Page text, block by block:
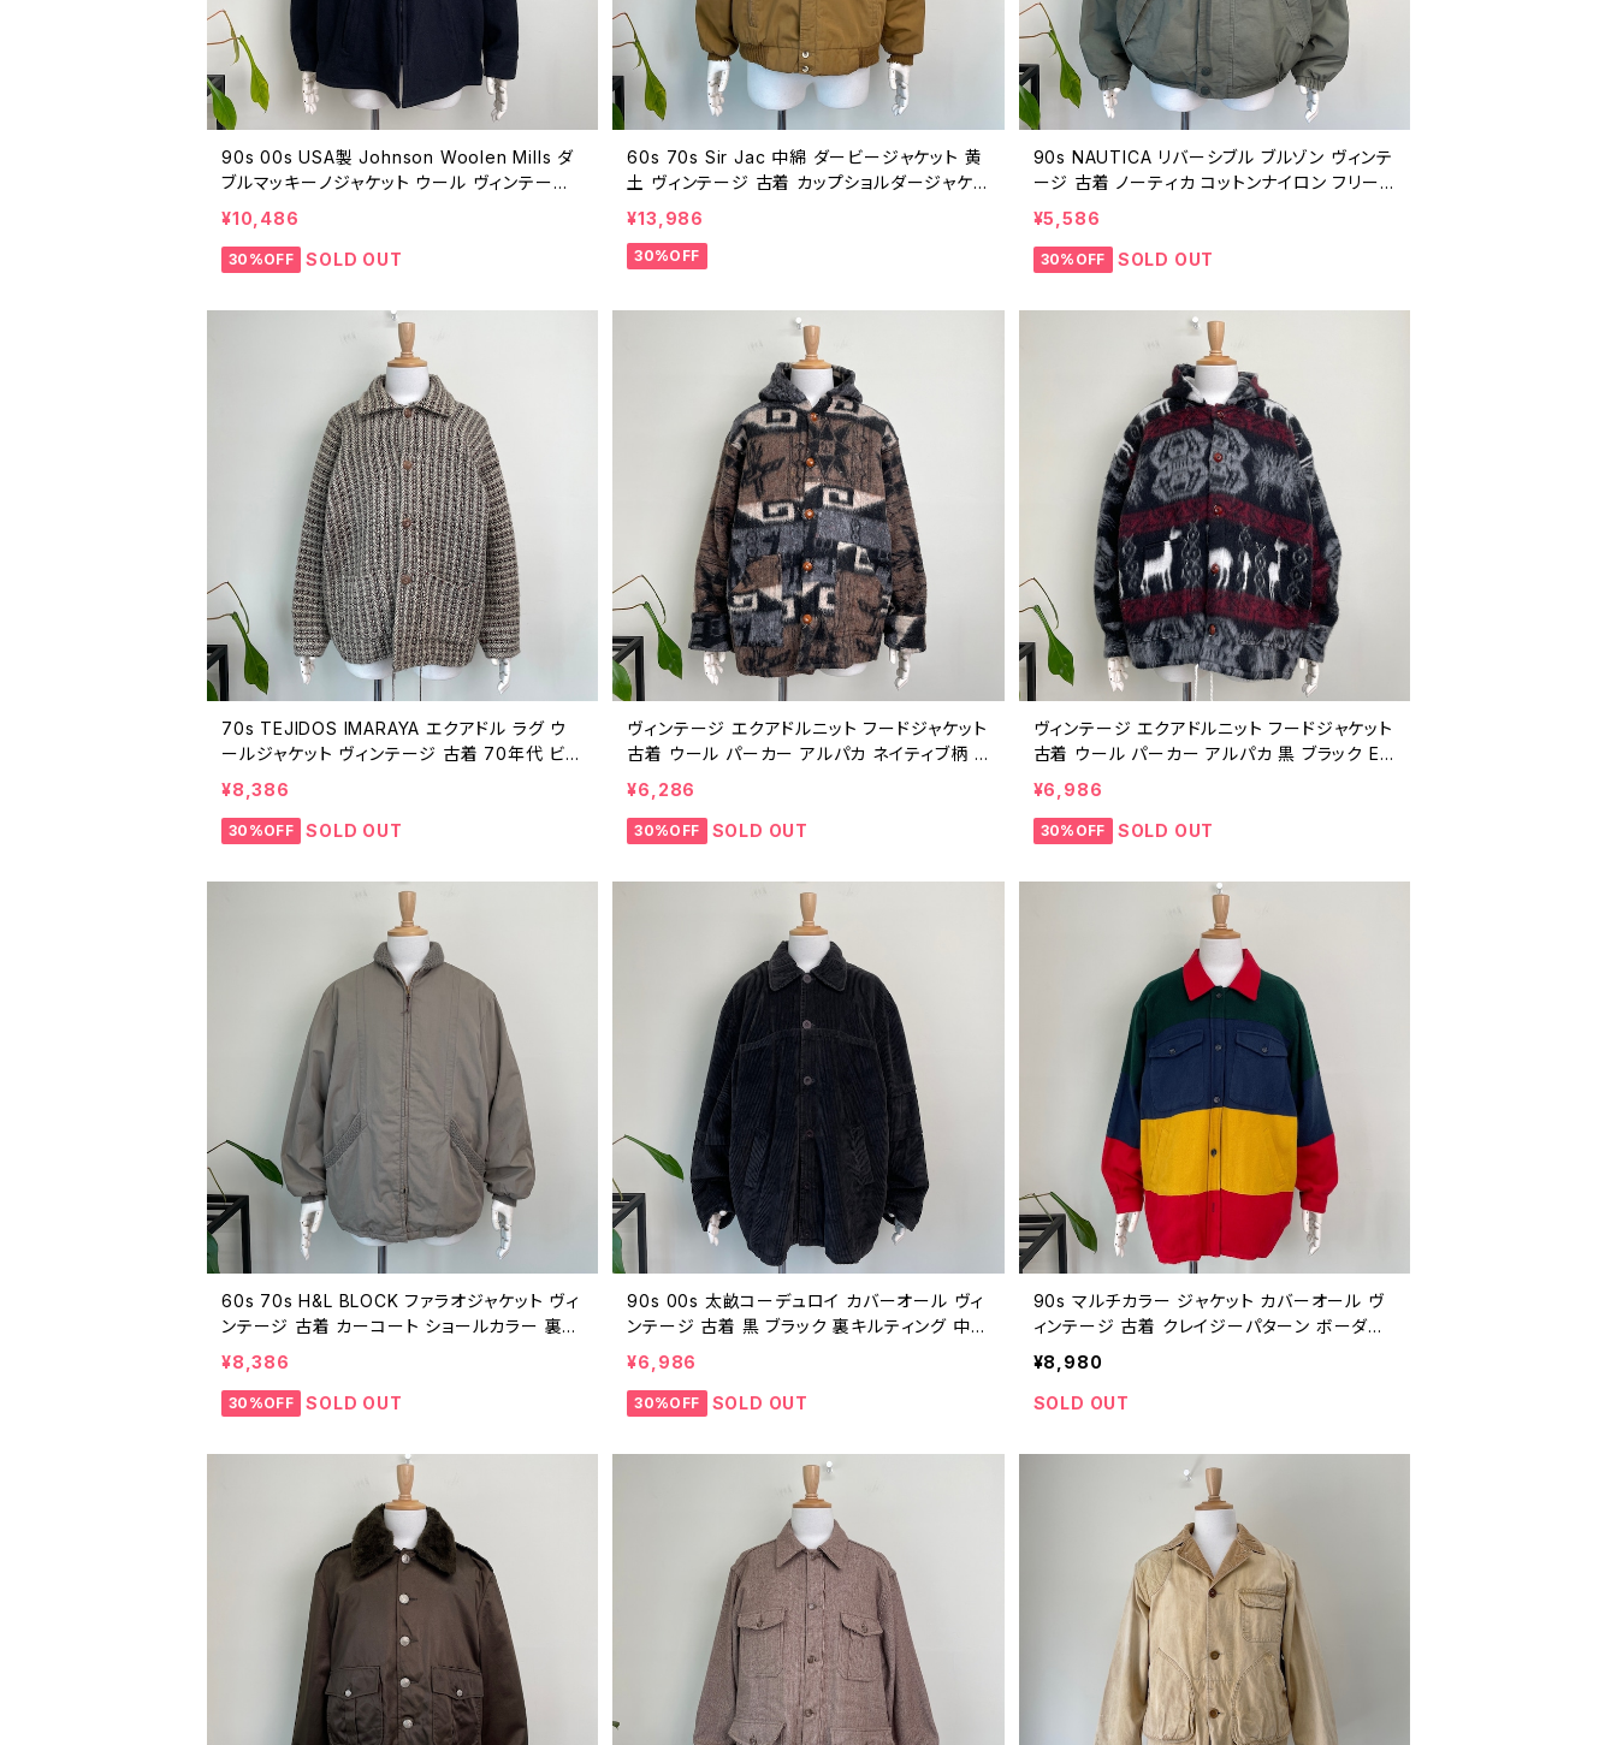
90s 00s USA製 Johnson Woolen Mills ダ
ブルマッキーノジャケット ウール ヴィンテージ
古着 クルーザージャケット 紺 ネイビー ワーク
JAC SHIRT 90年代 ビンテージ L 26010601
¥10,486
30%OFF SOLD OUT
60s 70s Sir Jac 中綿 ダービージャケット 黄
土 ヴィンテージ 古着 カップショルダージャケッ
ト キルティングライナー 60年代 70年代 ビン
テージ 40 26010504
¥13,986
30%OFF
90s NAUTICA リバーシブル ブルゾン ヴィンテ
ージ 古着 ノーティカ コットンナイロン フリー
ス ウォームアップジャケット シェルジャケット
短丈 90年代 ビンテージ L 26010304
¥5,586
30%OFF SOLD OUT
70s TEJIDOS IMARAYA エクアドル ラグ ウ
ールジャケット ヴィンテージ 古着 70年代 ビン
テージ 25123005
¥8,386
30%OFF SOLD OUT
ヴィンテージ エクアドルニット フードジャケット
古着 ウール パーカー アルパカ ネイティブ柄 E
CUADOR ヘビーアウター 25122102
¥6,286
30%OFF SOLD OUT
ヴィンテージ エクアドルニット フードジャケット
古着 ウール パーカー アルパカ 黒 ブラック EC
UADOR ヘビーアウター 25122101
¥6,986
30%OFF SOLD OUT
60s 70s H&L BLOCK ファラオジャケット ヴィ
ンテージ 古着 カーコート ショールカラー 裏ボ
ア 裏キルティング 中綿 アウター 60年代 70年
代 ビンテージ 25120803
¥8,386
30%OFF SOLD OUT
90s 00s 太畝コーデュロイ カバーオール ヴィ
ンテージ 古着 黒 ブラック 裏キルティング 中綿
ジャケット アウター 90年代 ビンテージ L 251
20801
¥6,986
30%OFF SOLD OUT
90s マルチカラー ジャケット カバーオール ヴ
ィンテージ 古着 クレイジーパターン ボーダー
カラフル 90年代 ビンテージ 25112409
¥8,980
SOLD OUT